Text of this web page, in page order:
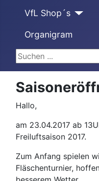
VfL Shop´s
Organigram
Suchen ...
Hallo,
am 23.04.2017 ab
Freiluftsaison 2017.
Zum Anfang spielen
Fläschenturnier,